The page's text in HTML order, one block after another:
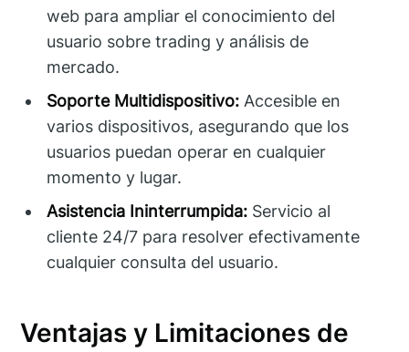
web para ampliar el conocimiento del
usuario sobre trading y análisis de
mercado.
Soporte Multidispositivo: Accesible en
varios dispositivos, asegurando que los
usuarios puedan operar en cualquier
momento y lugar.
Asistencia Ininterrumpida: Servicio al
cliente 24/7 para resolver efectivamente
cualquier consulta del usuario.
Ventajas y Limitaciones de